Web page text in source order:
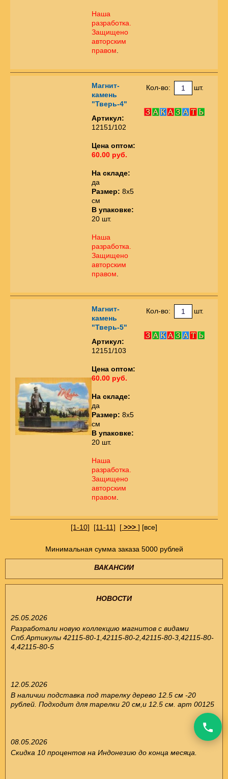
Наша
разработка.
Защищено
авторским
правом
Магнит-
камень
"Тверь-4"
Артикул:
12151/102
Цена оптом:
60.00 руб.
На складе:
да
Размер: 8х5
см
В упаковке:
20 шт.
Наша
разработка.
Защищено
авторским
правом
Кол-во: шт.
Магнит-
камень
"Тверь-5"
Артикул:
12151/103
Цена оптом:
60.00 руб.
На складе:
да
Размер: 8х5
см
В упаковке:
20 шт.
Наша
разработка.
Защищено
авторским
правом
Кол-во: шт.
[1-10] [11-11] [ >>> ] [все]
Минимальная сумма заказа 5000 рублей
ВАКАНСИИ
НОВОСТИ
25.05.2026
Разработали новую коллекцию магнитов с видами
Спб.Артикулы 42115-80-1,42115-80-2,42115-80-3,42115-80-
4,42115-80-5
12.05.2026
В наличии подставка под тарелку дерево 12.5 см -20
рублей. Подходит для тарелки 20 см,и 12.5 см. арт 00125
08.05.2026
Скидка 10 процентов на Индонезию до конца месяца.